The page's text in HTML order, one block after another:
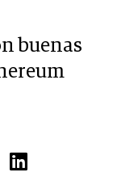
buenas